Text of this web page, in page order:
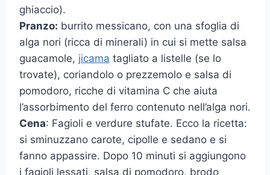
ghiaccio).
Pranzo: burrito messicano, con una sfoglia di
alga nori (ricca di minerali) in cui si mette salsa
guacamole, jicama tagliato a listelle (se lo
trovate), coriandolo o prezzemolo e salsa di
pomodoro, ricche di vitamina C che aiuta
l’assorbimento del ferro contenuto nell’alga nori.
Cena: Fagioli e verdure stufate. Ecco la ricetta:
si sminuzzano carote, cipolle e sedano e si
fanno appassire. Dopo 10 minuti si aggiungono
i fagioli lessati, salsa di pomodoro, brodo